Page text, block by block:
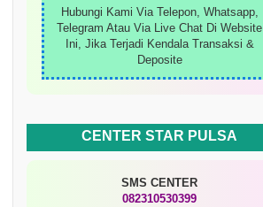
Hubungi Kami Via Telepon, Whatsapp,
Telegram Atau Via Live Chat Di Website
Ini, Jika Terjadi Kendala Transaksi &
Deposite
CENTER STAR PULSA
SMS CENTER
082310530399